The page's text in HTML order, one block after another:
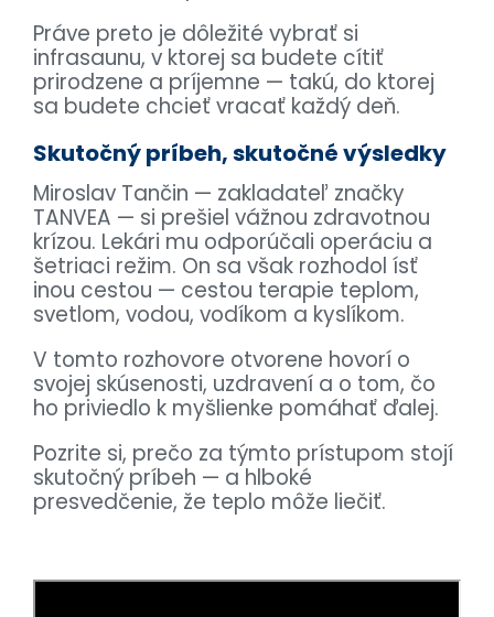
Práve preto je dôležité vybrať si
infrasaunu, v ktorej sa budete cítiť
prirodzene a príjemne — takú, do ktorej
sa budete chcieť vracať každý deň.
Skutočný príbeh, skutočné výsledky
Miroslav Tančin — zakladateľ značky
TANVEA — si prešiel vážnou zdravotnou
krízou. Lekári mu odporúčali operáciu a
šetriaci režim. On sa však rozhodol ísť
inou cestou — cestou terapie teplom,
svetlom, vodou, vodíkom a kyslíkom.
V tomto rozhovore otvorene hovorí o
svojej skúsenosti, uzdravení a o tom, čo
ho priviedlo k myšlienke pomáhať ďalej.
Pozrite si, prečo za týmto prístupom stojí
skutočný príbeh — a hlboké
presvedčenie, že teplo môže liečiť.